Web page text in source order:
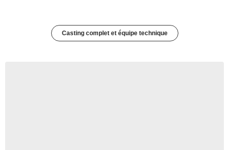
Casting complet et équipe technique